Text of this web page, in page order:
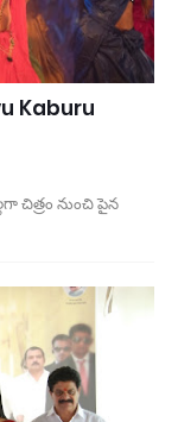
Kaburu
చిత్రం నుంచి పైన